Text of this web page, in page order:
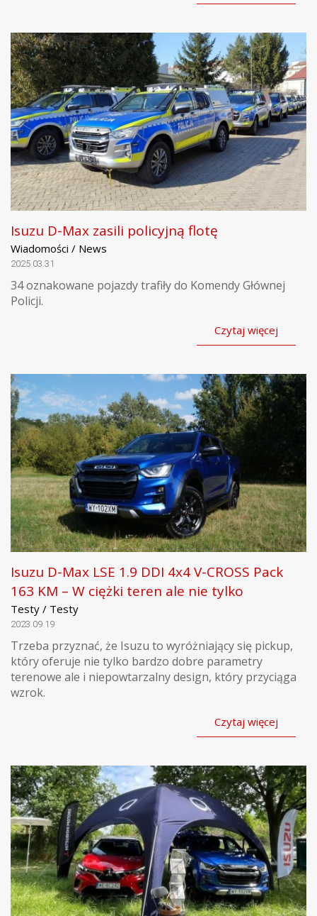
Isuzu D-Max zasili policyjną flotę
Wiadomości / News
2025.03.31
34 oznakowane pojazdy trafiły do Komendy Głównej
Policji.
Czytaj więcej
Isuzu D-Max LSE 1.9 DDI 4x4 V-CROSS Pack
163 KM – W ciężki teren ale nie tylko
Testy / Testy
2023.09.19
Trzeba przyznać, że Isuzu to wyróżniający się pickup,
który oferuje nie tylko bardzo dobre parametry
terenowe ale i niepowtarzalny design, który przyciąga
wzrok.
Czytaj więcej